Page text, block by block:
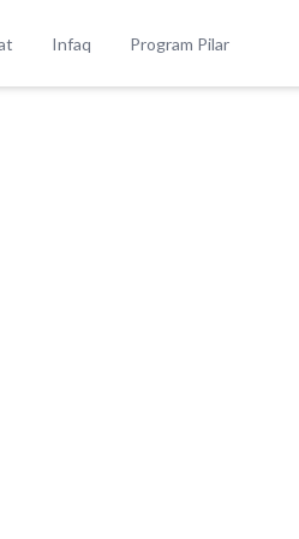
Infaq Program Pilar